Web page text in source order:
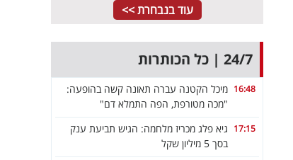
עוד בנבחרת >>
24/7 | כל הכותרות
16:48 מיכל הקטנה עברה תאונה קשה בהופעה:
"מכה מטורפת, הפה התמלא דם"
17:15 גיא פלג מכריז מלחמה: הגיש תביעת ענק
בסך 5 מיליון שקל